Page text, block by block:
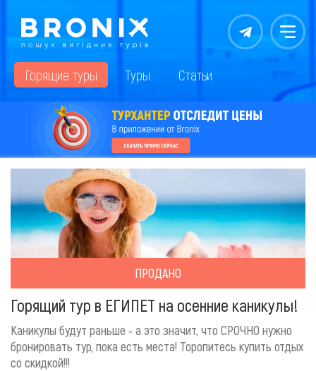
Контакты Меню
Горящие туры Туры Статьи
ПРОДАНО
Горящий тур в ЕГИПЕТ на осенние каникулы!
Каникулы будут раньше - а это значит, что СРОЧНО нужно
бронировать тур, пока есть места! Торопитесь купить отдых
со скидкой!!!